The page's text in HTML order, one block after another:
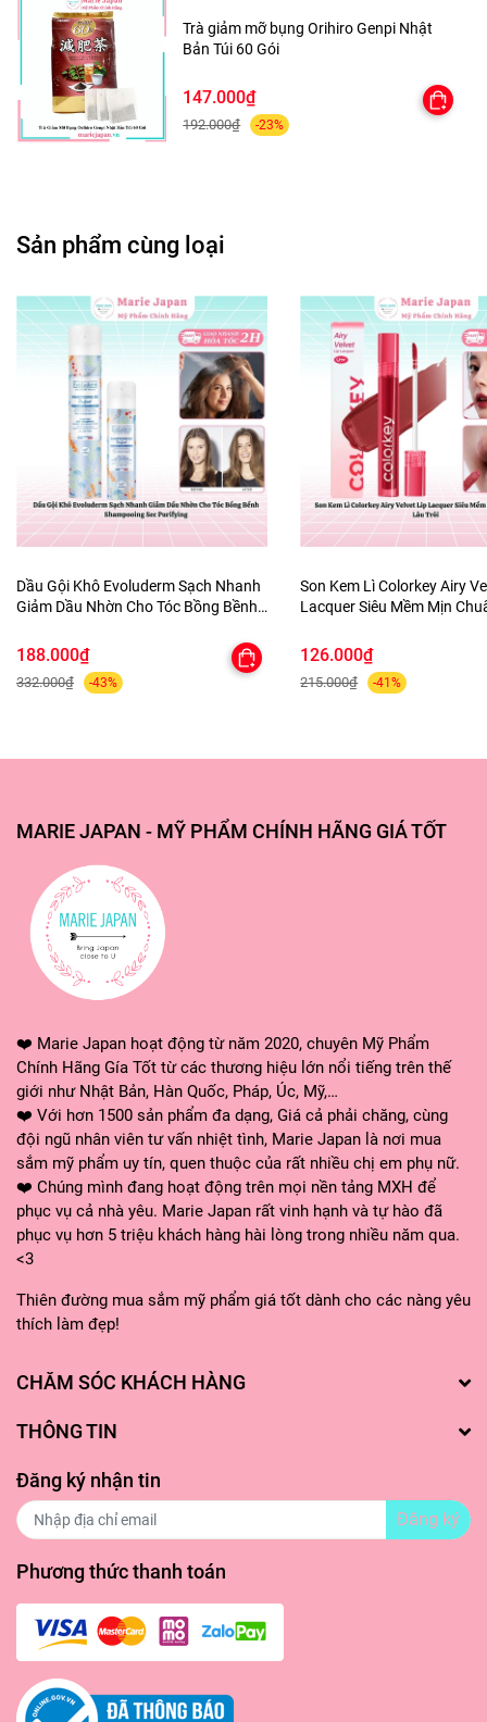
Trà giảm mỡ bụng Orihiro Genpi Nhật
Bản Túi 60 Gói
147.000₫
192.000₫ -23%
Sản phẩm cùng loại
Dầu Gội Khô Evoluderm Sạch Nhanh
Giảm Dầu Nhờn Cho Tóc Bồng Bềnh
188.000₫
332.000₫ -43%
Son Kem Lì Colorkey Airy
Lacquer Siêu Mềm Mịn
126.000₫
215.000₫ -41%
MARIE JAPAN - MỸ PHẨM CHÍNH HÃNG GIÁ TỐT
❤️ Marie Japan hoạt động từ năm 2020, chuyên Mỹ Phẩm
Chính Hãng Gía Tốt từ các thương hiệu lớn nổi tiếng trên thế
giới như Nhật Bản, Hàn Quốc, Pháp, Úc, Mỹ,…
❤️ Với hơn 1500 sản phẩm đa dạng, Giá cả phải chăng, cùng
đội ngũ nhân viên tư vấn nhiệt tình, Marie Japan là nơi mua
sắm mỹ phẩm uy tín, quen thuộc của rất nhiều chị em phụ nữ.
❤️ Chúng mình đang hoạt động trên mọi nền tảng MXH để
phục vụ cả nhà yêu. Marie Japan rất vinh hạnh và tự hào đã
phục vụ hơn 5 triệu khách hàng hài lòng trong nhiều năm qua.
<3
Thiên đường mua sắm mỹ phẩm giá tốt dành cho các nàng yêu
thích làm đẹp!
CHĂM SÓC KHÁCH HÀNG
THÔNG TIN
Đăng ký nhận tin
Đăng ký
Phương thức thanh toán